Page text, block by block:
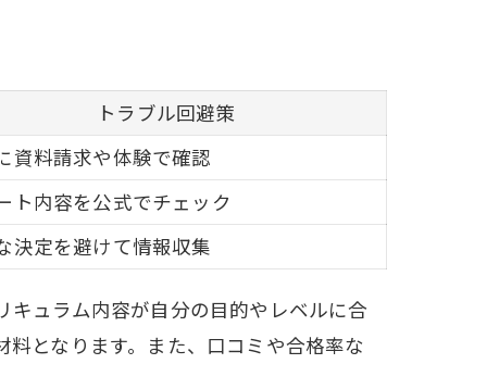
トラブル回避策
資料請求や体験で確認
ト内容を公式でチェック
決定を避けて情報収集
ュラム内容が自分の目的やレベルに合
となります。また、口コミや合格率な